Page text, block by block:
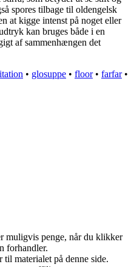
spores tilbage til oldengelsk
at kigge intenst på noget eller
kan bruges både i en
af sammenhængen det
• glosuppe • floor• farfar•
muligvis penge, når du klikker
forhandler.
materialet på denne side.